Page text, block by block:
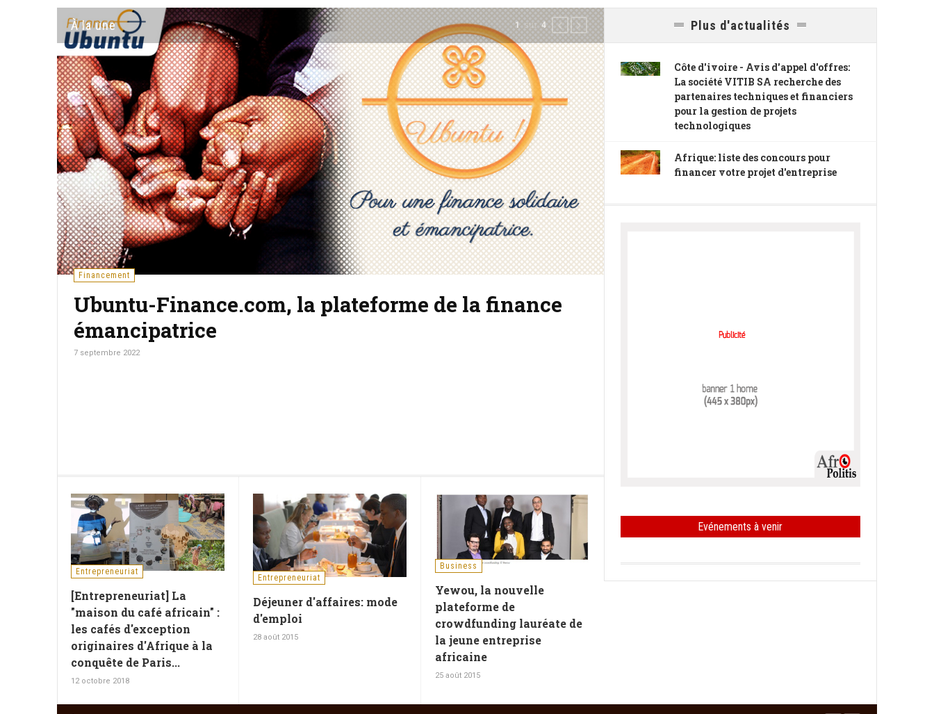
À la une
Entrepreneuriat
[Entrepreneuriat] France : Appel à projets pour
lutter contre le COVID-19
23 mars 2020
2sur4 Précédent
Suivant
Entrepreneuriat
[Entrepreneuriat] La
"maison du café africain" :
les cafés d'exception
originaires d'Afrique à la
conquête de Paris...
12 octobre 2018
Entrepreneuriat
Déjeuner d'affaires: mode
d'emploi
28 août 2015
Business
Yewou, la nouvelle
plateforme de
crowdfunding lauréate de
la jeune entreprise
africaine
25 août 2015
Plus d'actualités
Côte d'ivoire - Avis d'appel d'offres:
La société VITIB SA recherche des
partenaires techniques et financiers
pour la gestion de projets
technologiques
Afrique: liste des concours pour
financer votre projet d'entreprise
Evénements à venir